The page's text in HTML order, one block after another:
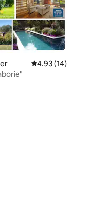
条评价
平均评分 4.93 分（满
4.93 (14)